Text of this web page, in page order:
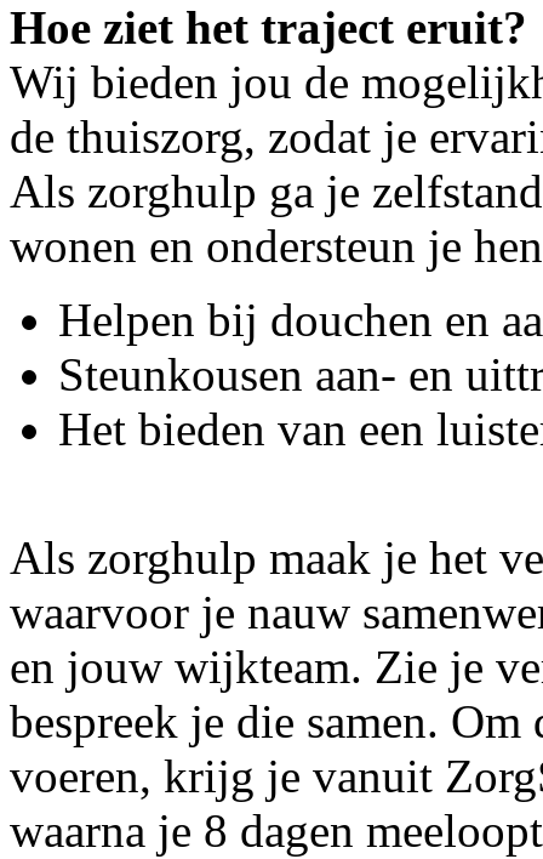
Hoe ziet het traject eruit?
Wij bieden jou de
de thuiszorg, zodat je
Als zorghulp ga je
wonen en ondersteun je
Helpen bij douchen en
Steunkousen aan- en
Het bieden van een
Als zorghulp maak je het
waarvoor je nauw
en jouw wijkteam. Zie je
bespreek je die samen.
voeren, krijg je vanuit
waarna je 8 dagen